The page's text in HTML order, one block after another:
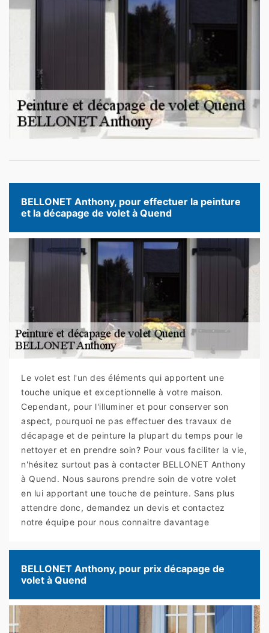
BELLONET Anthony, pour effectuer la peinture
et la décapage de volet à Quend
Le volet est l'un des éléments qui apportent une
touche unique et exceptionnelle à votre maison.
Cependant, pour l'illuminer et pour conserver son
aspect, pourquoi ne pas effectuer des travaux de
décapage et de peinture la plupart du temps pour le
nettoyer et en prendre soin? Pour vous faciliter la vie,
n'hésitez surtout pas à contacter BELLONET Anthony
à Quend. Nous saurons prendre soin de votre volet
en lui apportant une touche de peinture. Sans plus
attendre donc, demandez un devis et contactez
notre équipe pour nous connaitre davantage
BELLONET Anthony, pour prix décapage de
volet à Quend